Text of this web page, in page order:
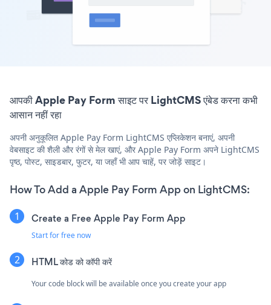
आपकी Apple Pay Form साइट पर LightCMS एंबेड करना कभी
आसान नहीं रहा
अपनी अनुकूलित Apple Pay Form LightCMS एप्लिकेशन बनाएं, अपनी
वेबसाइट की शैली और रंगों से मेल खाएं, और Apple Pay Form अपने LightCMS
पृष्ठ, पोस्ट, साइडबार, फुटर, या जहाँ भी आप चाहें, पर जोड़ें साइट।
How To Add a Apple Pay Form App on LightCMS:
Create a Free Apple Pay Form App
Start for free now
HTML कोड को कॉपी करें
Your code block will be available once you create your app